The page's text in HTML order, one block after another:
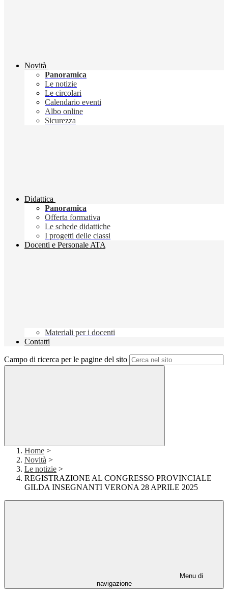
Novità
Panoramica
Le notizie
Le circolari
Calendario eventi
Albo online
Sicurezza
Didattica
Panoramica
Offerta formativa
Le schede didattiche
I progetti delle classi
Docenti e Personale ATA
Materiali per i docenti
Contatti
Campo di ricerca per le pagine del sito
Home >
Novità >
Le notizie >
REGISTRAZIONE AL CONGRESSO PROVINCIALE
GILDA INSEGNANTI VERONA 28 APRILE 2025
Menu di
navigazione